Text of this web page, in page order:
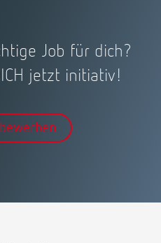
Job für dich?
jetzt initiativ!